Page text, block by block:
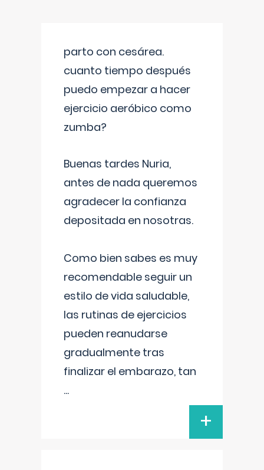
parto con cesárea.
cuanto tiempo después
puedo empezar a hacer
ejercicio aeróbico como
zumba?
Buenas tardes Nuria,
antes de nada queremos
agradecer la confianza
depositada en nosotras.
Como bien sabes es muy
recomendable seguir un
estilo de vida saludable,
las rutinas de ejercicios
pueden reanudarse
gradualmente tras
finalizar el embarazo, tan
...
+